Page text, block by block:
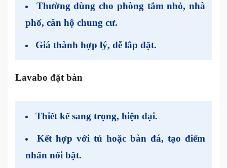
Thường dùng cho phòng tắm nhỏ, nhà
phố, căn hộ chung cư.
Giá thành hợp lý, dễ lắp đặt.
Lavabo đặt bàn
Thiết kế sang trọng, hiện đại.
Kết hợp với tủ hoặc bàn đá, tạo điểm
nhấn nổi bật.